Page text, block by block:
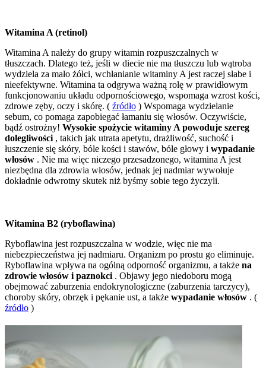
Witamina A (retinol)
Witamina A należy do grupy witamin rozpuszczalnych w
tłuszczach. Dlatego też, jeśli w diecie nie ma tłuszczu lub wątroba
wydziela za mało żółci, wchłanianie witaminy A jest raczej słabe i
nieefektywne. Witamina ta odgrywa ważną rolę w prawidłowym
funkcjonowaniu układu odpornościowego, wspomaga wzrost kości,
zdrowe zęby, oczy i skórę. ( źródło ) Wspomaga wydzielanie
sebum, co pomaga zapobiegać łamaniu się włosów. Oczywiście,
bądź ostrożny! Wysokie spożycie witaminy A powoduje szereg
dolegliwości , takich jak utrata apetytu, drażliwość, suchość i
łuszczenie się skóry, bóle kości i stawów, bóle głowy i wypadanie
włosów . Nie ma więc niczego przesadzonego, witamina A jest
niezbędna dla zdrowia włosów, jednak jej nadmiar wywołuje
dokładnie odwrotny skutek niż byśmy sobie tego życzyli.
Witamina B2 (ryboflawina)
Ryboflawina jest rozpuszczalna w wodzie, więc nie ma
niebezpieczeństwa jej nadmiaru. Organizm po prostu go eliminuje.
Ryboflawina wpływa na ogólną odporność organizmu, a także na
zdrowie włosów i paznokci . Objawy jego niedoboru mogą
obejmować zaburzenia endokrynologiczne (zaburzenia tarczycy),
choroby skóry, obrzęk i pękanie ust, a także wypadanie włosów . (
źródło )